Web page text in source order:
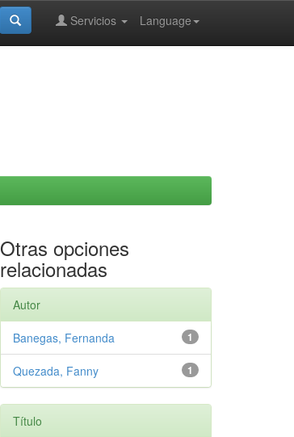
Language
Servicios
Otras opciones
relacionadas
Autor
1
Banegas, Fernanda
1
Quezada, Fanny
Título